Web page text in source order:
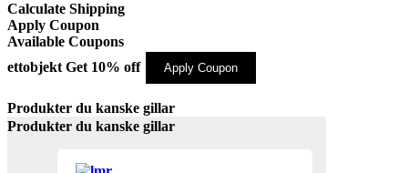
Calculate Shipping
Apply Coupon
Available Coupons
ettobjekt Get 10% off Apply Coupon
Produkter du kanske gillar
Produkter du kanske gillar